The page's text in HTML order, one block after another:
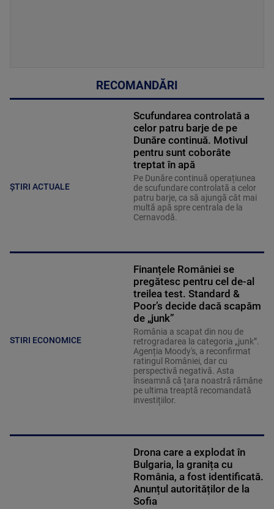
RECOMANDĂRI
ȘTIRI ACTUALE
Scufundarea controlată a
celor patru barje de pe
Dunăre continuă. Motivul
pentru sunt coborâte
treptat în apă
Pe Dunăre continuă operațiunea
de scufundare controlată a celor
patru barje, ca să ajungă cât mai
multă apă spre centrala de la
Cernavodă.
STIRI ECONOMICE
Finanțele României se
pregătesc pentru cel de-al
treilea test. Standard &
Poor’s decide dacă scapăm
de „junk”
România a scapat din nou de
retrogradarea la categoria „junk”.
Agenția Moody's, a reconfirmat
ratingul României, dar cu
perspectivă negativă. Asta
înseamnă că țara noastră rămâne
pe ultima treaptă recomandată
investițiilor.
Drona care a explodat în
Bulgaria, la granița cu
România, a fost identificată.
Anunțul autorităților de la
Sofia